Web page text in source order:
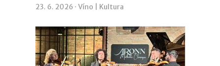
23. 6. 2026 · Víno Kultura